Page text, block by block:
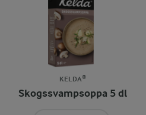
KELDA®
Skogssvampsoppa 5 dl